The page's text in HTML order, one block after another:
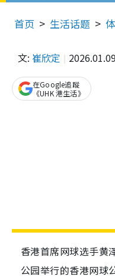
首页 生活话题
文: 崔欣定
在Google追蹤
《UHK 港生活》
香港首席网球选手黄
公园举行的香港网球